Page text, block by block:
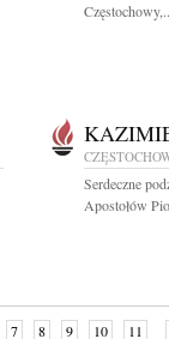
Serdeczne
Apostołów
7 8 9 10 11